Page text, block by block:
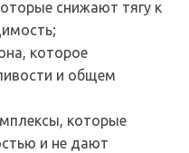
снижают тягу к
которое
и общем
которые
и не дают